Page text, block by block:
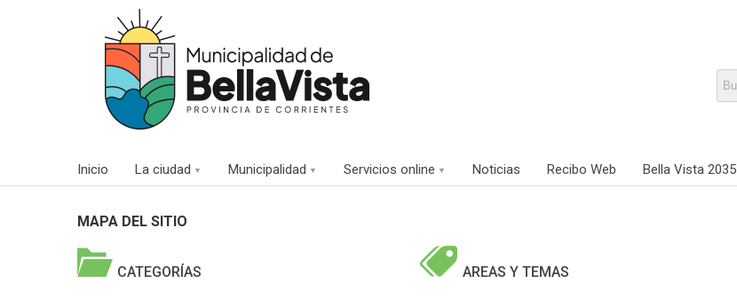
Inicio La ciudad Municipalidad Servicios online Noticias Recibo Web Bella Vista 2035
MAPA DEL SITIO
 CATEGORÍAS  AREAS Y TEMAS